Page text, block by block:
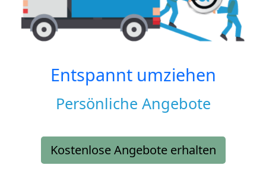
Entspannt umziehen
Persönliche Angebote
Kostenlose Angebote erhalten